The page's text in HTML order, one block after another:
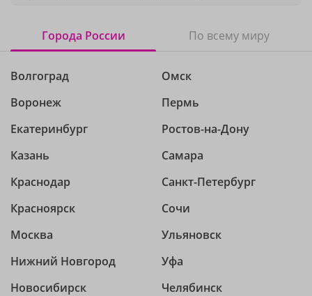
Города России По всему миру
Волгоград
Воронеж
Екатеринбург
Казань
Краснодар
Красноярск
Москва
Нижний Новгород
Новосибирск
Омск
Пермь
Ростов-на-Дону
Самара
Санкт-Петербург
Сочи
Ульяновск
Уфа
Челябинск